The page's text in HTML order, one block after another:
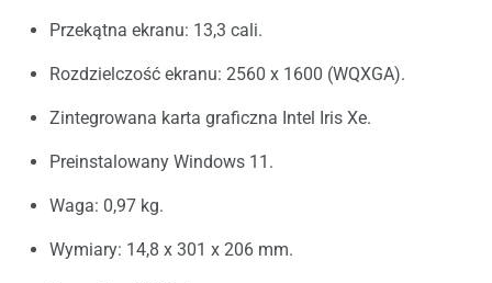
Przekątna ekranu: 13,3 cali.
Rozdzielczość ekranu: 2560 x 1600 (WQXGA).
Zintegrowana karta graficzna Intel Iris Xe.
Preinstalowany Windows 11.
Waga: 0,97 kg.
Wymiary: 14,8 x 301 x 206 mm.